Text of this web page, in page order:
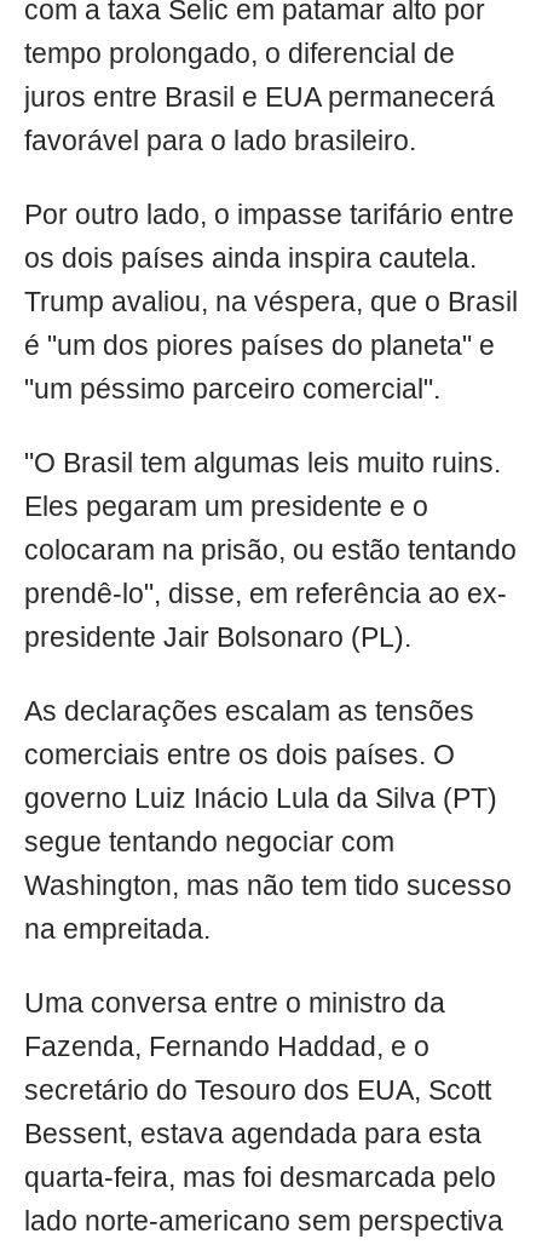
com a taxa Selic em patamar alto por
tempo prolongado, o diferencial de
juros entre Brasil e EUA permanecerá
favorável para o lado brasileiro.
Por outro lado, o impasse tarifário entre
os dois países ainda inspira cautela.
Trump avaliou, na véspera, que o Brasil
é "um dos piores países do planeta" e
"um péssimo parceiro comercial".
"O Brasil tem algumas leis muito ruins.
Eles pegaram um presidente e o
colocaram na prisão, ou estão tentando
prendê-lo", disse, em referência ao ex-
presidente Jair Bolsonaro (PL).
As declarações escalam as tensões
comerciais entre os dois países. O
governo Luiz Inácio Lula da Silva (PT)
segue tentando negociar com
Washington, mas não tem tido sucesso
na empreitada.
Uma conversa entre o ministro da
Fazenda, Fernando Haddad, e o
secretário do Tesouro dos EUA, Scott
Bessent, estava agendada para esta
quarta-feira, mas foi desmarcada pelo
lado norte-americano sem perspectiva